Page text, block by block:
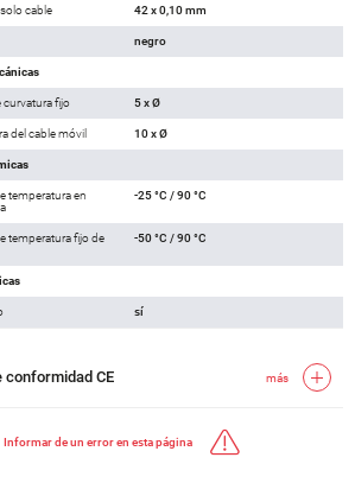
cable 42 x 0,10 mm
negro
curvatura fijo 5 x Ø
del cable móvil 10 x Ø
temperatura en
-25 °C / 90 °C
temperatura fijo de
-50 °C / 90 °C
sí
conformidad CE más
Informar de un error en esta página